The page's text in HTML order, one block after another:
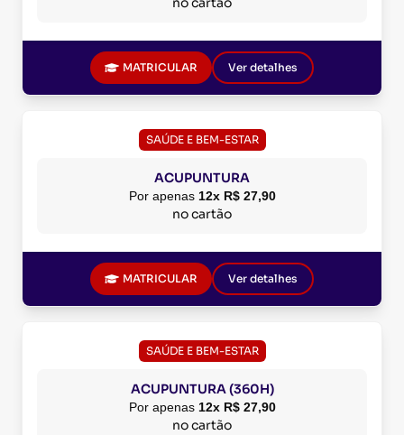
MATRICULAR Ver detalhes
SAÚDE E BEM-ESTAR
ACUPUNTURA
Por apenas 12x R$ 27,90
no cartão
MATRICULAR Ver detalhes
SAÚDE E BEM-ESTAR
ACUPUNTURA (360H)
Por apenas 12x R$ 27,90
no cartão